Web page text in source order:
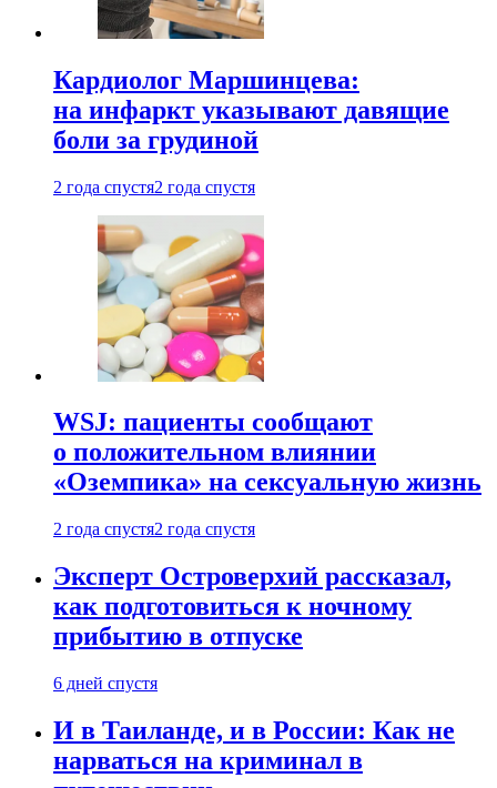
Кардиолог Маршинцева:
на инфаркт указывают давящие
боли за грудиной
2 года спустя2 года спустя
WSJ: пациенты сообщают
о положительном влиянии
«Оземпика» на сексуальную жизнь
2 года спустя2 года спустя
Эксперт Островерхий рассказал,
как подготовиться к ночному
прибытию в отпуске
6 дней спустя
И в Таиланде, и в России: Как не
нарваться на криминал в